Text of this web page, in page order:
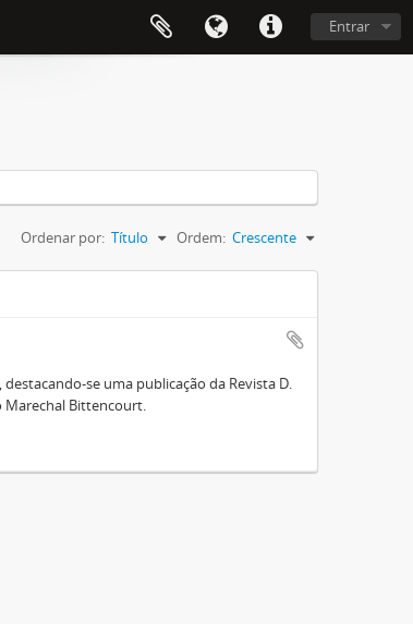
Entrar
Ordenar por: Título Ordem: Crescente
se uma publicação da Revista D.
Marechal Bittencourt.